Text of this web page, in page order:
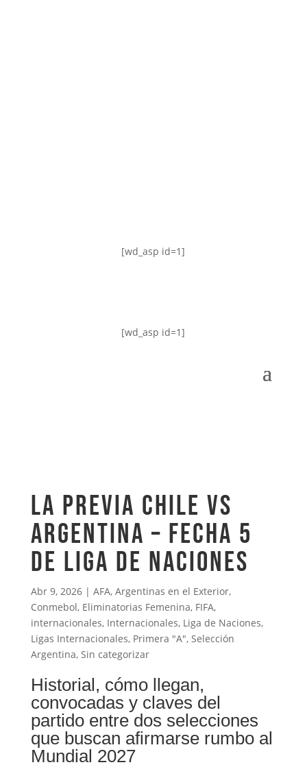
[wd_asp id=1]
[wd_asp id=1]
LA PREVIA CHILE VS
ARGENTINA – FECHA 5
DE LIGA DE NACIONES
Abr 9, 2026| AFA, Argentinas en el Exterior,
Conmebol, Eliminatorias Femenina, FIFA,
internacionales, Internacionales, Liga de Naciones,
Ligas Internacionales, Primera "A", Selección
Argentina, Sin categorizar
Historial, cómo llegan,
convocadas y claves del
partido entre dos selecciones
que buscan afirmarse rumbo al
Mundial 2027